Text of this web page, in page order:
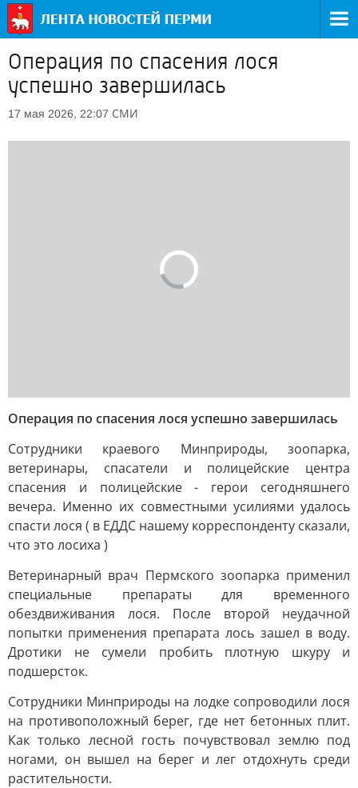
Операция по спасения лося
успешно завершилась
17 мая 2026, 22:07 СМИ
Операция по спасения лося успешно завершилась
Сотрудники краевого Минприроды, зоопарка,
ветеринары, спасатели и полицейские центра
спасения и полицейские - герои сегодняшнего
вечера. Именно их совместными усилиями удалось
спасти лося ( в ЕДДС нашему корреспонденту сказали,
что это лосиха )
Ветеринарный врач Пермского зоопарка применил
специальные препараты для временного
обездвиживания лося. После второй неудачной
попытки применения препарата лось зашел в воду.
Дротики не сумели пробить плотную шкуру и
подшерсток.
Сотрудники Минприроды на лодке сопроводили лося
на противоположный берег, где нет бетонных плит.
Как только лесной гость почувствовал землю под
ногами, он вышел на берег и лег отдохнуть среди
растительности.